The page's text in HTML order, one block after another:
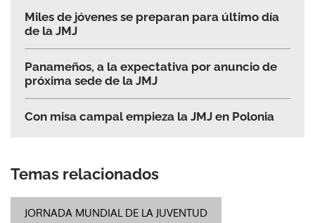
Miles de jóvenes se preparan para último día
de la JMJ
Panameños, a la expectativa por anuncio de
próxima sede de la JMJ
Con misa campal empieza la JMJ en Polonia
Temas relacionados
JORNADA MUNDIAL DE LA JUVENTUD